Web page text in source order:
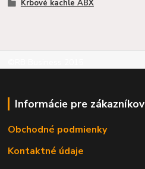
Krbové kachle ABX
Informácie pre zákazníkov
Obchodné podmienky
Kontaktné údaje